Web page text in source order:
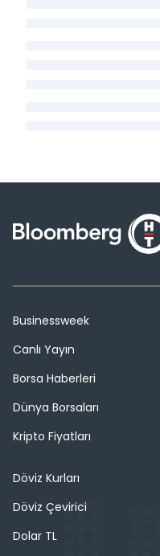
Businessweek
Canlı Yayın
Borsa Haberleri
Dünya Borsaları
Kripto Fiyatları
Döviz Kurları
Döviz Çevirici
Dolar TL